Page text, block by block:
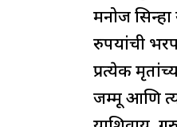
मनोज
रुपयांची
प्रत्येक
जम्मू आणि